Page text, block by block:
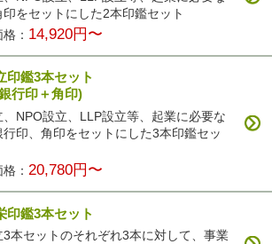
をセットにした2本印鑑セット
： 14,920円〜
印鑑3本セット
行印＋角印)
、NPO設立、LLP設立等、起業に必要な
行印、角印をセットにした3本印鑑セッ
： 20,780円〜
印鑑3本セット
3本セットのそれぞれ3本に対して、事業